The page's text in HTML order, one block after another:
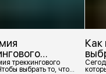
треккингового
выбрать то, что
Как